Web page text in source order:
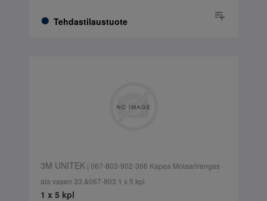
Tehdastilaustuote
3M UNITEK| 067-803-902-366 Kapea Molaarirengas
ala vasen 33 &067-803 1 x 5 kpl
1 x 5 kpl